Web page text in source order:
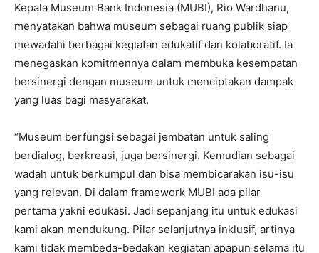
Kepala Museum Bank Indonesia (MUBI), Rio Wardhanu,
menyatakan bahwa museum sebagai ruang publik siap
mewadahi berbagai kegiatan edukatif dan kolaboratif. Ia
menegaskan komitmennya dalam membuka kesempatan
bersinergi dengan museum untuk menciptakan dampak
yang luas bagi masyarakat.
“Museum berfungsi sebagai jembatan untuk saling
berdialog, berkreasi, juga bersinergi. Kemudian sebagai
wadah untuk berkumpul dan bisa membicarakan isu-isu
yang relevan. Di dalam framework MUBI ada pilar
pertama yakni edukasi. Jadi sepanjang itu untuk edukasi
kami akan mendukung. Pilar selanjutnya inklusif, artinya
kami tidak membeda-bedakan kegiatan apapun selama itu